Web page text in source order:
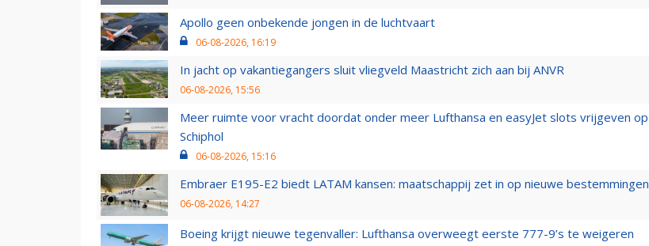
Apollo geen onbekende jongen in de luchtvaart
06-08-2026, 16:19
In jacht op vakantiegangers sluit vliegveld Maastricht zich aan bij ANVR
06-08-2026, 15:56
Meer ruimte voor vracht doordat onder meer Lufthansa en easyJet slots vrijgeven op
Schiphol
06-08-2026, 15:16
Embraer E195-E2 biedt LATAM kansen: maatschappij zet in op nieuwe bestemmingen
06-08-2026, 14:27
Boeing krijgt nieuwe tegenvaller: Lufthansa overweegt eerste 777-9’s te weigeren